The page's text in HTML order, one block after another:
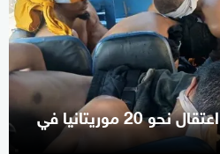
رُوّج لهم كـ"إرهابيين".. اعتقال نحو 20 موريتانيا في